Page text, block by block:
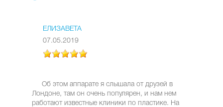
ЕЛИЗАВЕТА
07.05.2019
Об этом аппарате я слышала от друзей в
Лондоне, там он очень популярен, и нам нем
работают известные клиники по пластике. На